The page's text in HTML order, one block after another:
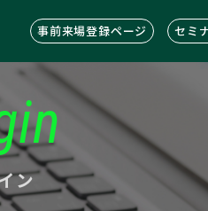
事前来場登録ページ セミ
ン